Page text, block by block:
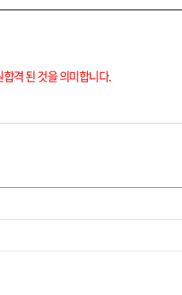
격 된 것을 의미합니다.